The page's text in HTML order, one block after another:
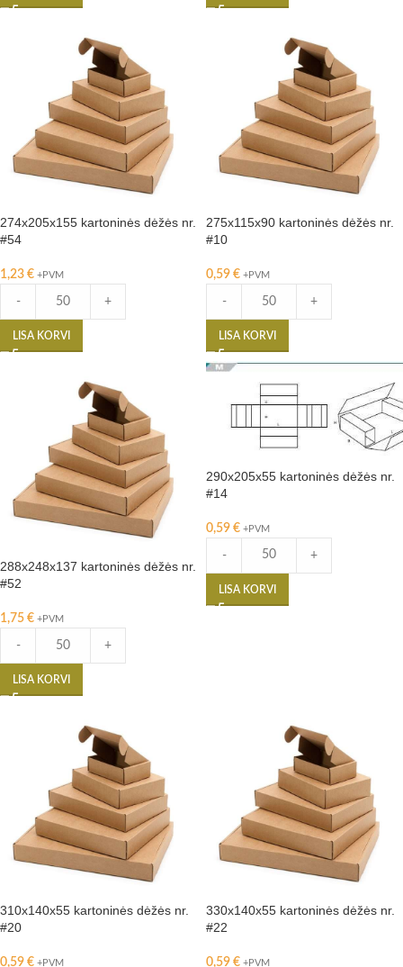
274x205x155 kartoninės dėžės nr.
#54
1,23 € +PVM
- +
LISA KORVI
275x115x90 kartoninės dėžės nr.
#10
0,59 € +PVM
- +
LISA KORVI
288x248x137 kartoninės dėžės nr.
#52
1,75 € +PVM
- +
LISA KORVI
290x205x55 kartoninės dėžės nr.
#14
0,59 € +PVM
- +
LISA KORVI
310x140x55 kartoninės dėžės nr.
#20
0,59 € +PVM
330x140x55 kartoninės dėžės nr.
#22
0,59 € +PVM